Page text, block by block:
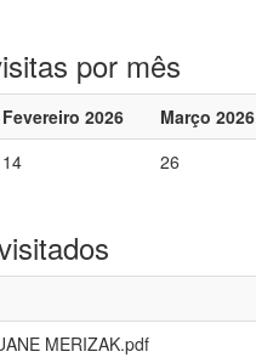
por mês
Fevereiro 2026 Março 2026
14 26
MERIZAK.pdf